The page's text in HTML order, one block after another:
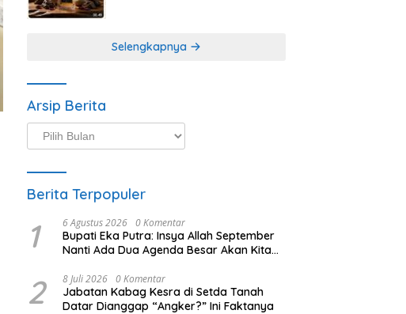
Selengkapnya
Arsip Berita
Arsip
Berita
Berita Terpopuler
1 6 Agustus 2026 0 Komentar
Bupati Eka Putra: Insya Allah September
Nanti Ada Dua Agenda Besar Akan Kita
2 8 Juli 2026 0 Komentar
Jabatan Kabag Kesra di Setda Tanah
Datar Dianggap “Angker?” Ini Faktanya